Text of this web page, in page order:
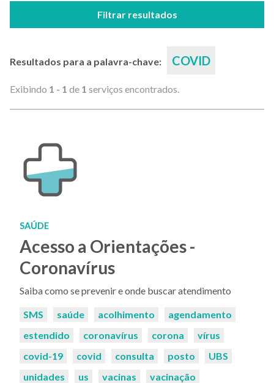
Filtrar resultados
Resultados para a palavra-chave: COVID
Exibindo 1 - 1 de 1 serviços encontrados.
SAÚDE
Acesso a Orientações -
Coronavírus
Saiba como se prevenir e onde buscar atendimento
Palavras-
SMS saúde acolhimento
agendamento
estendido
coronavírus corona
vírus
covid-19
covid consulta posto
UBS
unidades
us vacinas
vacinação